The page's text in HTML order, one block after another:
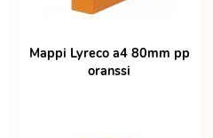
Mappi Lyreco a4 80mm pp
oranssi